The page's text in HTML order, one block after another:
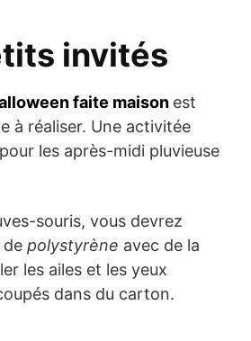
invités
faite maison est
à réaliser. Une activitée
les après-midi pluvieuse
souris, vous devrez
de polystyrène avec de la
les ailes et les yeux
dans du carton.